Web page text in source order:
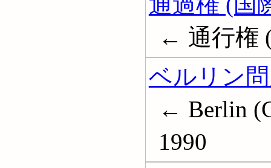
← 通行権
ベルリン
← Berlin
1990